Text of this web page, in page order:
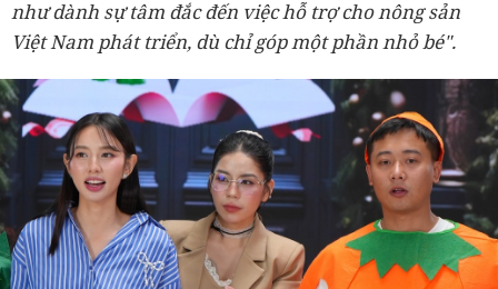
như dành sự tâm đắc đến việc hỗ trợ cho nông sản
Việt Nam phát triển, dù chỉ góp một phần nhỏ bé".